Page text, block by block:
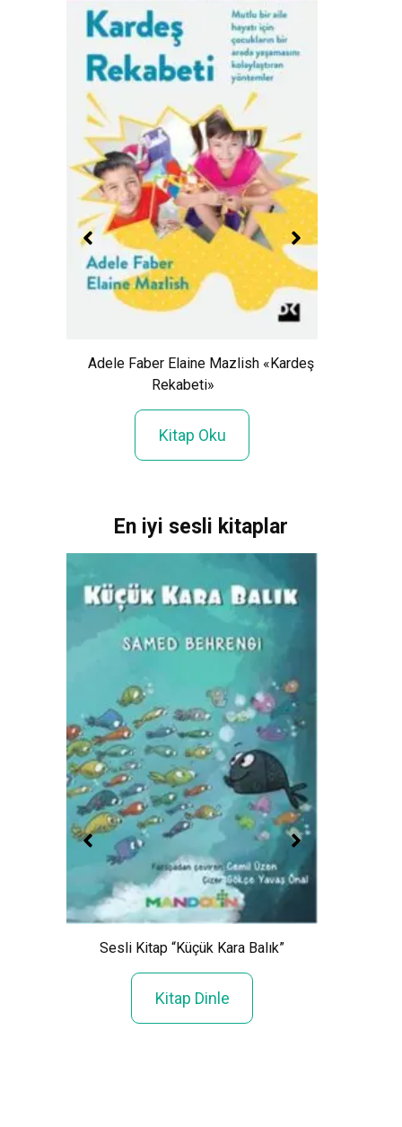
Adele Faber Elaine Mazlish «Kardeş
Rekabeti»
Kitap Oku
En iyi sesli kitaplar
Sesli Kitap “Küçük Kara Balık”
Kitap Dinle